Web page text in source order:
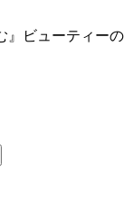
』ビューティー